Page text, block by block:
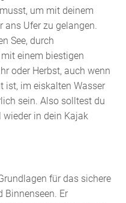
um mit deinem
ans Ufer zu gelangen.
See, durch
einem biestigen
oder Herbst, auch wenn
ist, im eiskalten Wasser
sein. Also solltest du
in dein Kajak
für das sichere
Binnenseen. Er